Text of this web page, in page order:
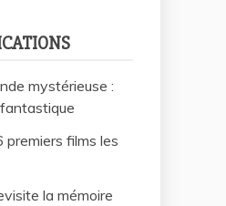
mystérieuse :
premiers films les
la mémoire